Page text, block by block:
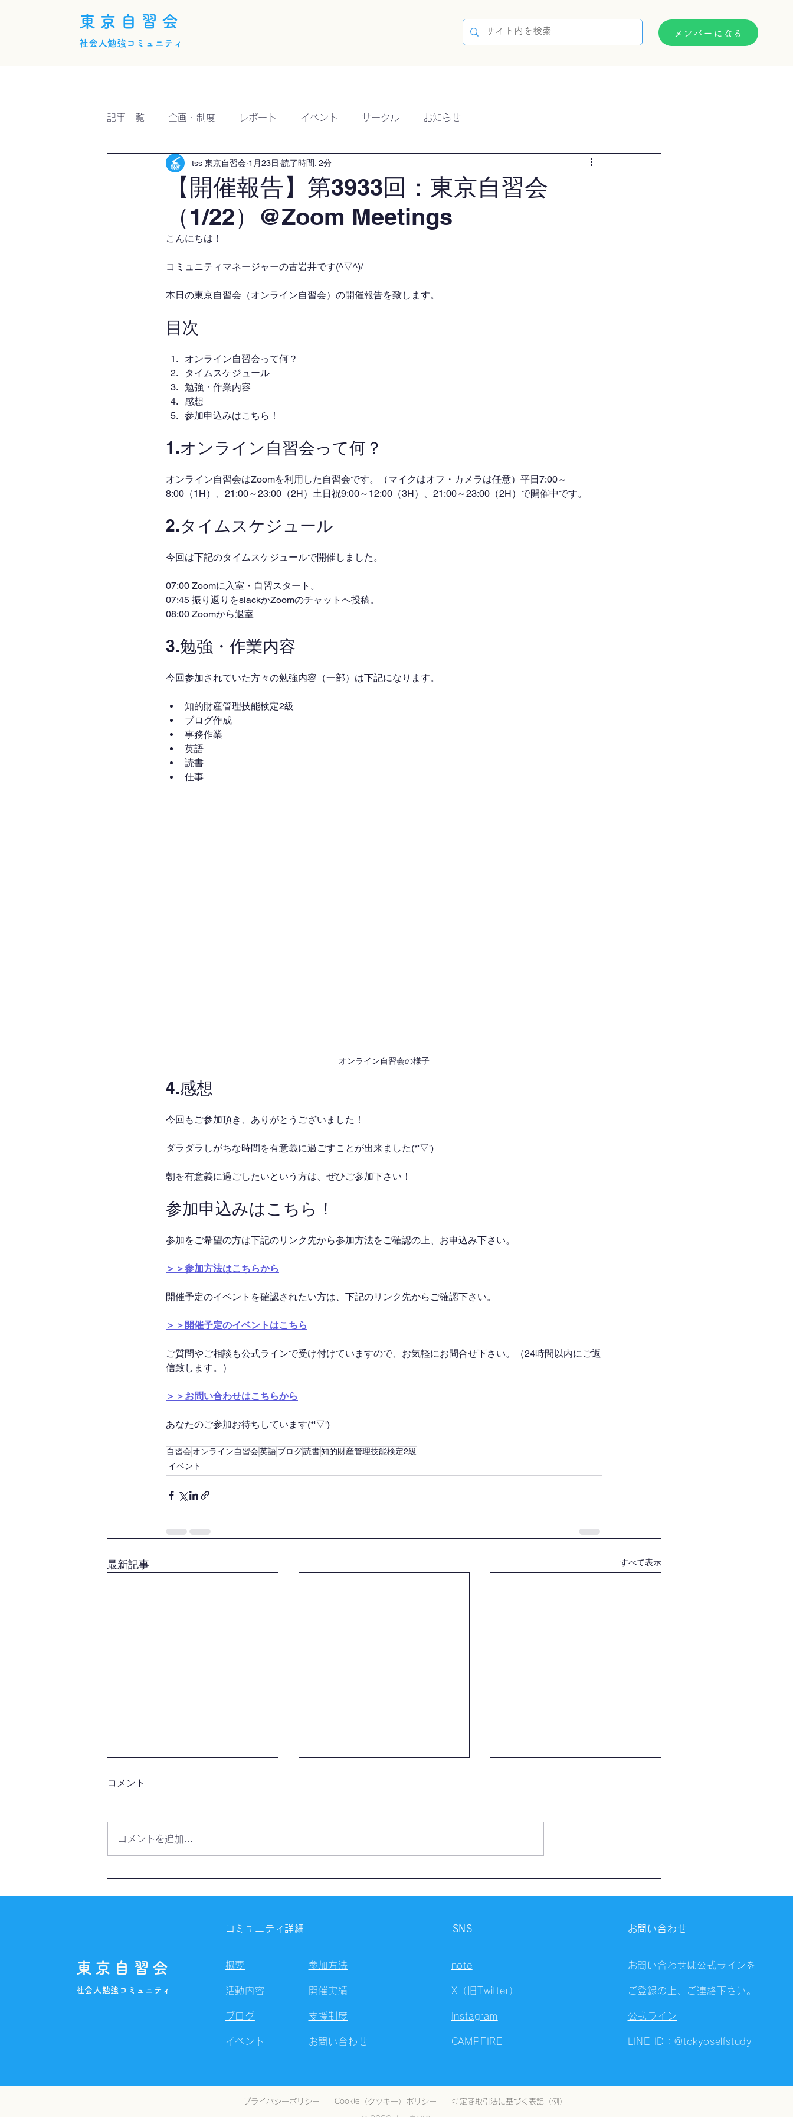
東京自習会
社会人勉強コミュニティ
メンバーになる
記事一覧 企画・制度 レポート イベント サークル お知らせ
【開催報告】第3933回：東京自習会
（1/22）@Zoom Meetings
tss 東京自習会 1月23日 読了時間: 2分
こんにちは！
コミュニティマネージャーの古岩井です(^▽^)/
本日の東京自習会（オンライン自習会）の開催報告を致します。
目次
オンライン自習会って何？
タイムスケジュール
勉強・作業内容
感想
参加申込みはこちら！
1.オンライン自習会って何？
オンライン自習会はZoomを利用した自習会です。（マイクはオフ・カメラは任意）平日7:00～
8:00（1H）、21:00～23:00（2H）土日祝9:00～12:00（3H）、21:00～23:00（2H）で開催中です。
2.タイムスケジュール
今回は下記のタイムスケジュールで開催しました。
07:00 Zoomに入室・自習スタート。
07:45 振り返りをslackかZoomのチャットへ投稿。
08:00 Zoomから退室
3.勉強・作業内容
今回参加されていた方々の勉強内容（一部）は下記になります。
知的財産管理技能検定2級
ブログ作成
事務作業
英語
読書
仕事
オンライン自習会の様子
4.感想
今回もご参加頂き、ありがとうございました！
ダラダラしがちな時間を有意義に過ごすことが出来ました(*'▽')
朝を有意義に過ごしたいという方は、ぜひご参加下さい！
参加申込みはこちら！
参加をご希望の方は下記のリンク先から参加方法をご確認の上、お申込み下さい。
＞＞参加方法はこちらから
開催予定のイベントを確認されたい方は、下記のリンク先からご確認下さい。
＞＞開催予定のイベントはこちら
ご質問やご相談も公式ラインで受け付けていますので、お気軽にお問合せ下さい。（24時間以内にご返
信致します。）
＞＞お問い合わせはこちらから
あなたのご参加お待ちしています(*'▽')
自習会オンライン自習会英語ブログ読書知的財産管理技能検定2級
イベント
最新記事 すべて表示
コメント
コメントを追加…
東京自習会
社会人勉強コミュニティ
コミュニティ詳細
概要
活動内容
ブログ
イベント
参加方法
開催実績
支援制度
お問い合わせ
SNS
note
X（旧Twitter）
Instagram
CAMPFIRE
お問い合わせ
お問い合わせは公式ラインを
ご登録の上、ご連絡下さい。
公式ライン
LINE ID：@tokyoselfstudy
プライバシーポリシー Cookie（クッキー）ポリシー 特定商取引法に基づく表記（例）